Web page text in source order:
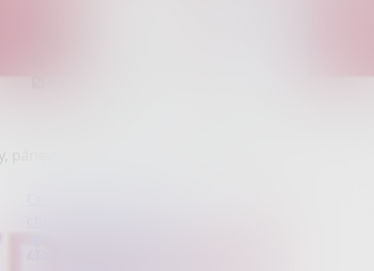
pánevních tepen a viscerálních větví